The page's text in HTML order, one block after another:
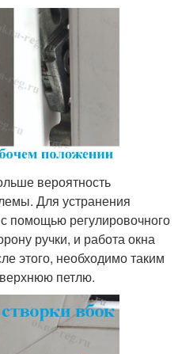
вероятность
Для устранения
помощью регулировочного
ручки, и работа окна
этого, необходимо таким
петлю.